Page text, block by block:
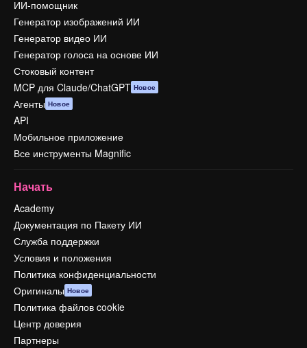
ИИ-помощник
Генератор изображений ИИ
Генератор видео ИИ
Генератор голоса на основе ИИ
Стоковый контент
MCP для Claude/ChatGPT Новое
Агенты Новое
API
Мобильное приложение
Все инструменты Magnific
Начать
Academy
Документация по Пакету ИИ
Служба поддержки
Условия и положения
Политика конфиденциальности
Оригиналы Новое
Политика файлов cookie
Центр доверия
Партнеры